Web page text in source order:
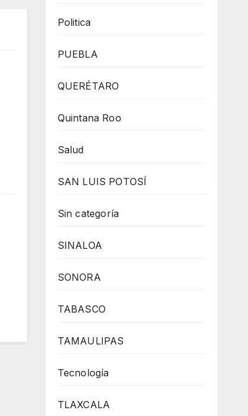
Politica
PUEBLA
QUERÉTARO
Quintana Roo
Salud
SAN LUIS POTOSÍ
Sin categoría
SINALOA
SONORA
TABASCO
TAMAULIPAS
Tecnología
TLAXCALA